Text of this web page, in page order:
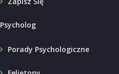
Psycholog
Porady Psychologiczne